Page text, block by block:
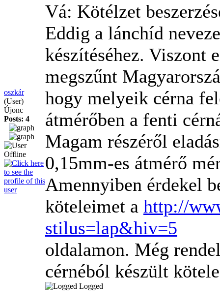
oszkár
(User)
Újonc
Posts: 4
Vá: Kötélzet
Eddig a lánchíd
készítéséhez. Viszont
megszűnt
hogy melyeik cérna
átmérőben a fenti
Magam részéről
0,15mm-es átmérő
Amennyiben érdekel
köteleimet a http://
stilus=lap&hiv=5
oldalamon. Még
cérnéból készült
Logged